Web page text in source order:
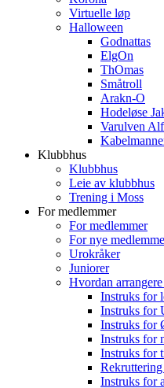
Virtuelle løp
Halloween
Godnattas
ElgOn
ThOmas
Småtroll
Arakn-O
Hodeløse
Varulven
Klubbhus
Klubbhus
Leie av klubbhus
Trening i Moss
For medlemmer
For medlemmer
For nye
Urokråker
Juniorer
Hvordan
Instruks for
Instruks for
Instruks for
Instruks for
Instruks for
Instruks for